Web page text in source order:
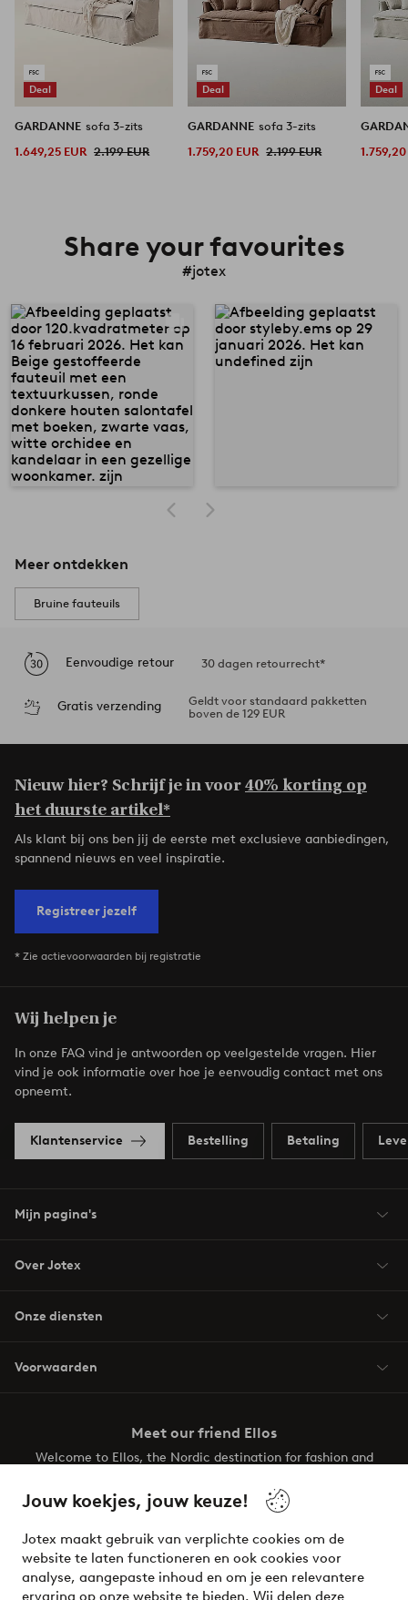
Jouw koekjes, jouw keuze!
Jotex maakt gebruik van verplichte cookies om de
website te laten functioneren en ook cookies voor
analyse, aangepaste inhoud en om je een relevantere
ervaring op onze website te bieden. Wij delen deze
Deal
GARDANNE sofa 3-zits
1.649,25 EUR 2.199 EUR
Deal
GARDANNE sofa 3-zits
1.759,20 EUR 2.199 EUR
Deal
1.759,20
Share your favourites
#jotex
Meer ontdekken
Bruine fauteuils
Eenvoudige retour 30 dagen retourrecht*
Gratis verzending
Geldt voor standaard pakketten
boven de 129 EUR
Nieuw hier? Schrijf je in voor40% korting op
het duurste artikel*
Als klant bij ons ben jij de eerste met exclusieve aanbiedingen,
spannend nieuws en veel inspiratie.
Registreer jezelf
* Zie actievoorwaarden bij registratie
Wij helpen je
In onze FAQ vind je antwoorden op veelgestelde vragen. Hier
vind je ook informatie over hoe je eenvoudig contact met ons
opneemt.
Klantenservice Bestelling Betaling
Mijn pagina's
Over Jotex
Onze diensten
Voorwaarden
Meet our friend Ellos
Welcome to Ellos, the Nordic destination for fashion and
your wardrobe. Your next inspiring look is here!